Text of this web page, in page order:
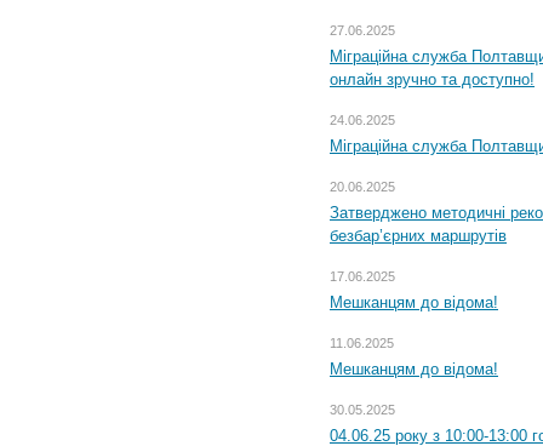
27.06.2025
Міграційна служба
онлайн зручно та доступно!
24.06.2025
Міграційна служба
20.06.2025
Затверджено методичні
безбар’єрних маршрутів
17.06.2025
Мешканцям до відома!
11.06.2025
Мешканцям до відома!
30.05.2025
04.06.25 року з 10:00-13:00